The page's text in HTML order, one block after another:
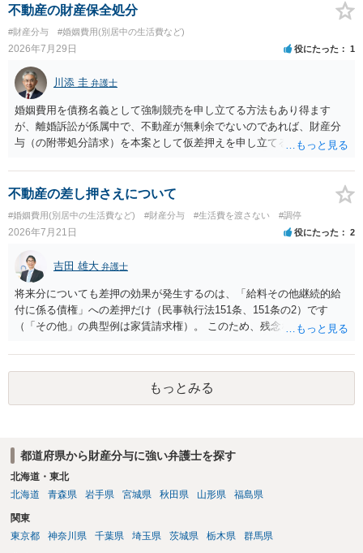
不動産の財産保全処分
#財産分与 #婚姻費用(別居中の生活費など)
2026年7月29日 役にたった 1
川添 圭 弁護士
婚姻費用を債務名義として強制競売を申し立てる方法もあり得ます
が、離婚訴訟が係属中で、不動産が無剰余でないのであれば、財産分
与（の附帯処分請求）を本案として仮差押えを申し立てる（法的には
えられます。弁護士へ依頼しているのであれば、担当弁護士とよく相
談してください。
不動産の差し押さえについて
#婚姻費用(別居中の生活費など) #財産分与 #生活費を渡さない #調停
2026年7月21日 役にたった 2
吉田 雄大 弁護士
将来分についても差押の効果が発生するのは、「給料その他継続的給
付に係る債権」への差押だけ（民事執行法151条、151条の2）です
（「その他」の典型例は家賃請求権）。 このため、残念ながらお答え
のみが配当の対象です。
もっとみる
都道府県から財産分与に強い弁護士を探す
北海道・東北
北海道
青森県 岩手県 宮城県 秋田県 山形県 福島県
関東
東京都
神奈川県 千葉県 埼玉県 茨城県 栃木県 群馬県